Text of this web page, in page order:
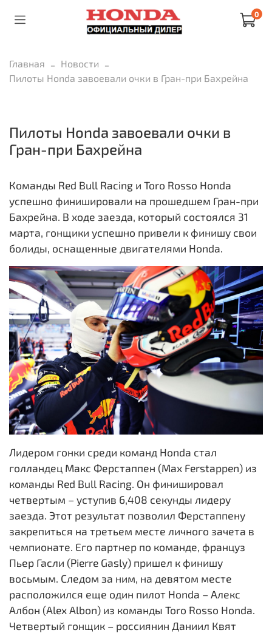
0
Главная
Новости
Пилоты Honda завоевали очки в Гран-при Бахрейна
Пилоты Honda завоевали очки в
Гран-при Бахрейна
Команды Red Bull Racing и Toro Rosso Honda
успешно финишировали на прошедшем Гран-при
Бахрейна. В ходе заезда, который состоялся 31
марта, гонщики успешно привели к финишу свои
болиды, оснащенные двигателями Honda.
Лидером гонки среди команд Honda стал
голландец Макс Ферстаппен (Max Ferstappen) из
команды Red Bull Racing. Он финишировал
четвертым – уступив 6,408 секунды лидеру
заезда. Этот результат позволил Ферстаппену
закрепиться на третьем месте личного зачета в
чемпионате. Его партнер по команде, француз
Пьер Гасли (Pierre Gasly) пришел к финишу
восьмым. Следом за ним, на девятом месте
расположился еще один пилот Honda – Алекс
Албон (Alex Albon) из команды Toro Rosso Honda.
Четвертый гонщик – россиянин Даниил Квят